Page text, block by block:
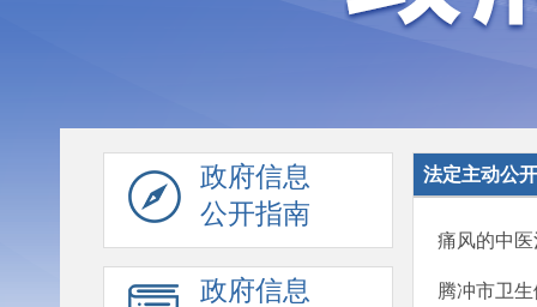
政府信息
公开指南
政府信息
法定主动公
痛风的中
腾冲市卫